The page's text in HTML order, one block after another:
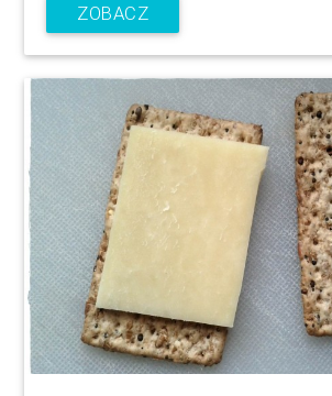
ZOBACZ